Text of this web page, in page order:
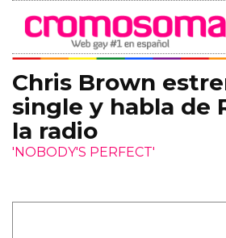
Chris Brown
single y habla de
la radio
'NOBODY'S PERFECT'